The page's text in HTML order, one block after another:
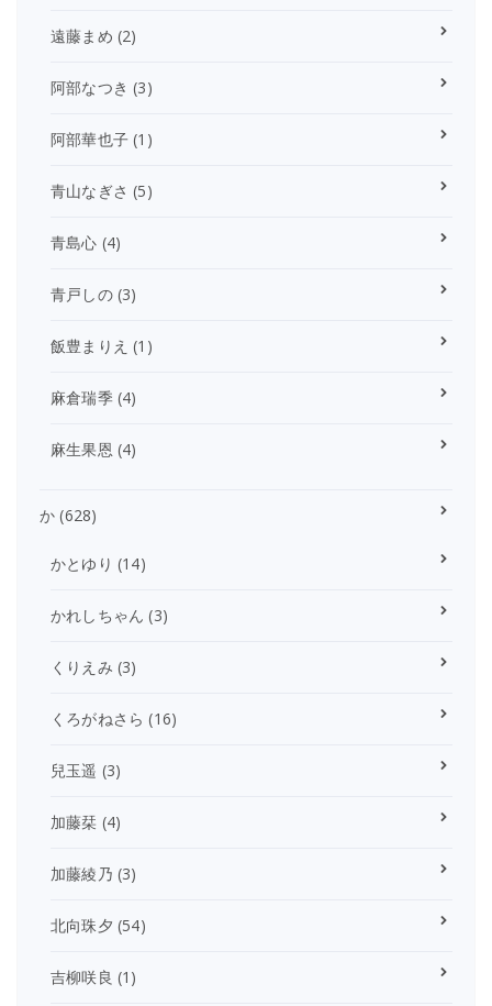
遠藤まめ (2)
阿部なつき (3)
阿部華也子 (1)
青山なぎさ (5)
青島心 (4)
青戸しの(3)
飯豊まりえ (1)
麻倉瑞季(4)
麻生果恩 (4)
か (628)
かとゆり (14)
かれしちゃん (3)
くりえみ (3)
くろがねさら (16)
兒玉遥 (3)
加藤栞 (4)
加藤綾乃 (3)
北向珠夕 (54)
吉柳咲良 (1)